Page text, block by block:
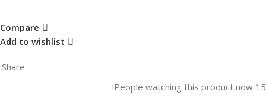
Compare
Add to wishlist
Share:
15
People watching this product now!